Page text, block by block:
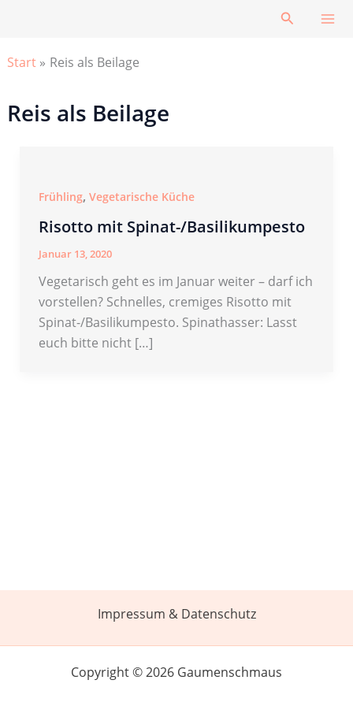
Suchen
Start Reis als Beilage
Reis als Beilage
Frühling, Vegetarische Küche
Risotto mit Spinat-/Basilikumpesto
Januar 13, 2020
Vegetarisch geht es im Januar weiter – darf ich
vorstellen? Schnelles, cremiges Risotto mit
Spinat-/Basilikumpesto. Spinathasser: Lasst
euch bitte nicht […]
Impressum & Datenschutz
Copyright © 2026 Gaumenschmaus